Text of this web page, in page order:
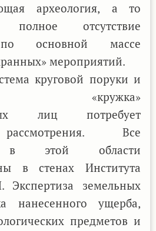
археология, а то
отсутствие
основной массе
мероприятий.
круговой поруки и
«кружка»
лиц потребует
Все
в этой области
в стенах Института
Экспертиза земельных
нанесенного ущерба,
предметов и